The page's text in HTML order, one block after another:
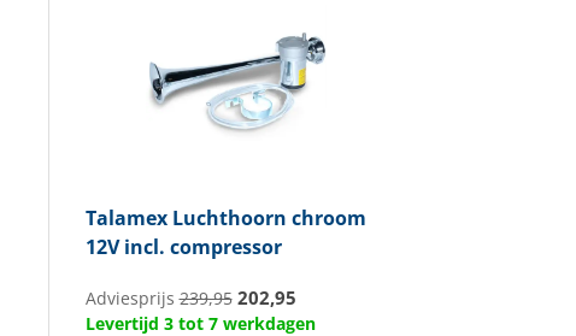
TalamexLuchthoorn chroom
12V incl. compressor
Adviesprijs239,95 202,95
Levertijd 3 tot 7 werkdagen